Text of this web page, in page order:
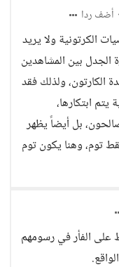
أضف ردا
الكرتونية ولا يريد
بين المشاهدين
الكارتون، ولذلكفقد
ابتكارها،
بل أيضاً يظهر
توم، وهنا يكون توم
الفأر في رسومهم